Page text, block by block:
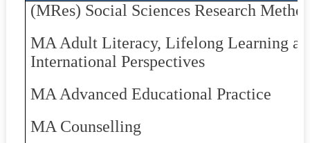
(MRes) Social Sciences Research
MA Adult Literacy, Lifelong Learning
International Perspectives
MA Advanced Educational Practice
MA Counselling